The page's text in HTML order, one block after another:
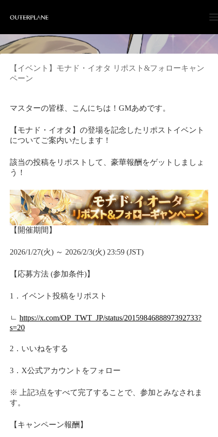
content
【イベント】モナド・イオタ リポスト&フォローキャン
ペーン
マスターの皆様、こんにちは！GMあめです。
【モナド・イオタ】の登場を記念したリポストイベント
についてご案内いたします！
該当の投稿をリポストして、豪華報酬をゲットしましょ
う！
【開催期間】
2026/1/27(火) ～ 2026/2/3(火) 23:59 (JST)
【応募方法 (参加条件)】
1．イベント投稿をリポスト
ㄴ https://x.com/OP_TWT_JP/status/2015984688897392733?
s=20
2．いいねをする
3．X公式アカウントをフォロー
※ 上記3点をすべて完了することで、参加とみなされま
す。
【キャンペーン報酬】